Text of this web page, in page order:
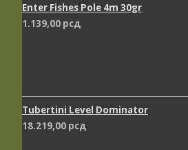
Enter Fishes Pole 4m 30gr
1.139,00 рсд
Tubertini Level Dominator
18.219,00 рсд